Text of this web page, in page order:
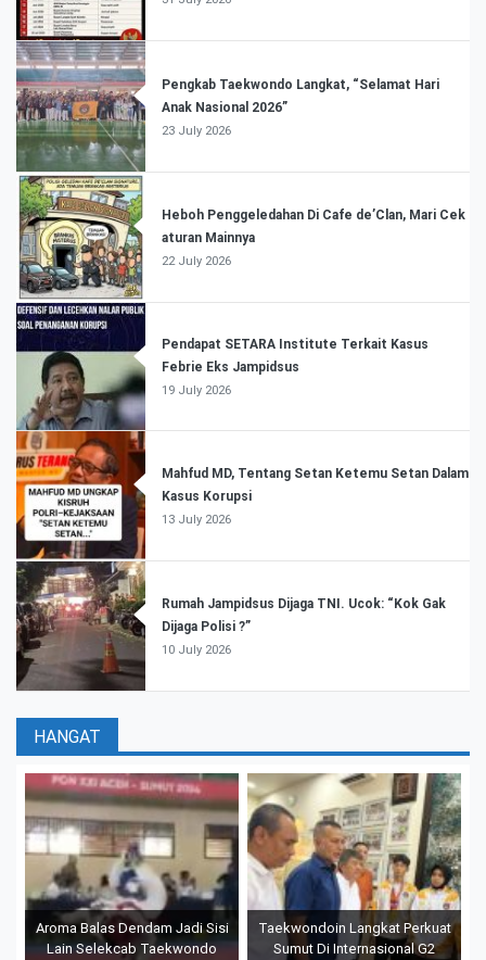
Pengkab Taekwondo Langkat, “Selamat Hari
Anak Nasional 2026”
23 July 2026
Heboh Penggeledahan Di Cafe de’Clan, Mari Cek
aturan Mainnya
22 July 2026
Pendapat SETARA Institute Terkait Kasus
Febrie Eks Jampidsus
19 July 2026
Mahfud MD, Tentang Setan Ketemu Setan Dalam
Kasus Korupsi
13 July 2026
Rumah Jampidsus Dijaga TNI. Ucok: “Kok Gak
Dijaga Polisi ?”
10 July 2026
HANGAT
Aroma Balas Dendam Jadi Sisi
Lain Selekcab Taekwondo
Taekwondoin Langkat Perkuat
Sumut Di Internasional G2